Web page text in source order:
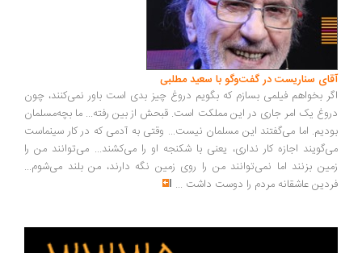
آقای سناریست در گفت‌وگو با سعید مطلبی
اگر بخواهم فیلمی بسازم که بگویم دروغ چیز بدی است باور نمی‌کنند، چون
دروغ یک امر جاری در این مملکت است. قبحش از بین رفته... ما بچه‌مسلمان
بودیم. اما می‌گفتند این مسلمان نیست... وقتی به آدمی که در کار سینماست
می‌گویند اجازه کار نداری، یعنی با شکنجه او را می‌کشند... می‌توانند من را
زمین بزنند اما نمی‌توانند من را روی زمین نگه دارند، من بلند می‌شوم...
فردین عاشقانه مردم را دوست داشت ...